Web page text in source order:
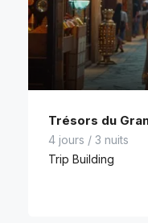
Trésors du
4 jours / 3 nuits
Trip Building